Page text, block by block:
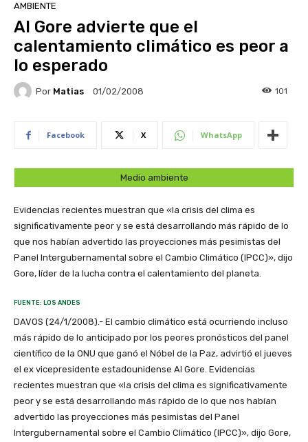
AMBIENTE
Al Gore advierte que el
calentamiento climático es peor a
lo esperado
Por Matias 01/02/2008 101
Facebook X WhatsApp
Medio ambiente
Evidencias recientes muestran que «la crisis del clima es
significativamente peor y se está desarrollando más rápido de lo
que nos habían advertido las proyecciones más pesimistas del
Panel Intergubernamental sobre el Cambio Climático (IPCC)», dijo
Gore, líder de la lucha contra el calentamiento del planeta.
FUENTE: LOS ANDES
DAVOS (24/1/2008).- El cambio climático está ocurriendo incluso
más rápido de lo anticipado por los peores pronósticos del panel
científico de la ONU que ganó el Nóbel de la Paz, advirtió el jueves
el ex vicepresidente estadounidense Al Gore. Evidencias
recientes muestran que «la crisis del clima es significativamente
peor y se está desarrollando más rápido de lo que nos habían
advertido las proyecciones más pesimistas del Panel
Intergubernamental sobre el Cambio Climático (IPCC)», dijo Gore,